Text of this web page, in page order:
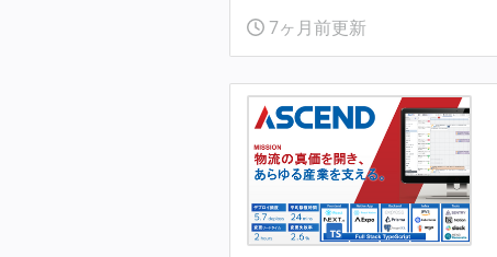
7ヶ月前更新